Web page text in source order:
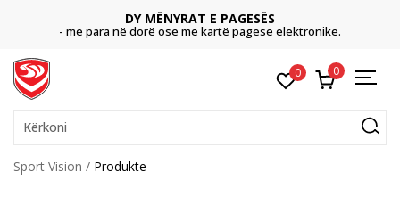
CLICK & COLLECT
Paguani me kartë online dhe bëni tërheqjen në
dëshironi të zgjidhni
0 0
Kërkoni
Sport Vision Produkte